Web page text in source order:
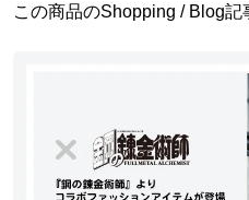
この商品のShopping / Blog記